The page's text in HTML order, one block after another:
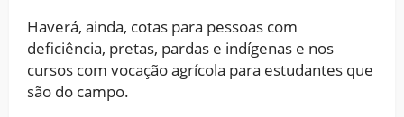
Haverá, ainda, cotas para pessoas com
deficiência, pretas, pardas e indígenas e nos
cursos com vocação agrícola para estudantes que
são do campo.